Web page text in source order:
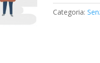
Categoria: